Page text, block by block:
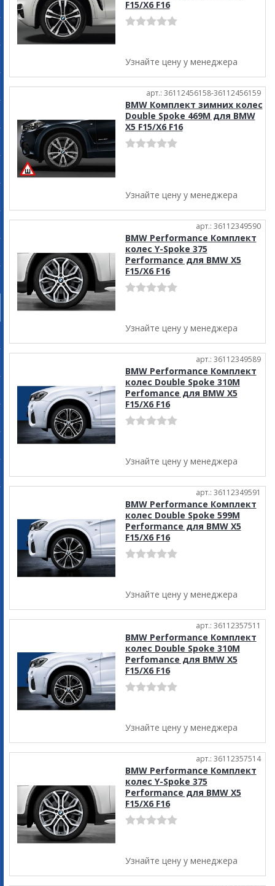
F15/X6 F16
Узнайте цену у менеджера
арт.: 36112456158-36112456159
BMW Комплект зимних колес
Double Spoke 469M для BMW
X5 F15/X6 F16
Узнайте цену у менеджера
арт.: 36112349590
BMW Performance Комплект
колес Y-Spoke 375
Performance для BMW X5
F15/X6 F16
Узнайте цену у менеджера
арт.: 36112349589
BMW Performance Комплект
колес Double Spoke 310M
Perfomance для BMW X5
F15/X6 F16
Узнайте цену у менеджера
арт.: 36112349591
BMW Performance Комплект
колес Double Spoke 599M
Performance для BMW X5
F15/X6 F16
Узнайте цену у менеджера
арт.: 36112357511
BMW Performance Комплект
колес Double Spoke 310M
Perfomance для BMW X5
F15/X6 F16
Узнайте цену у менеджера
арт.: 36112357514
BMW Performance Комплект
колес Y-Spoke 375
Performance для BMW X5
F15/X6 F16
Узнайте цену у менеджера